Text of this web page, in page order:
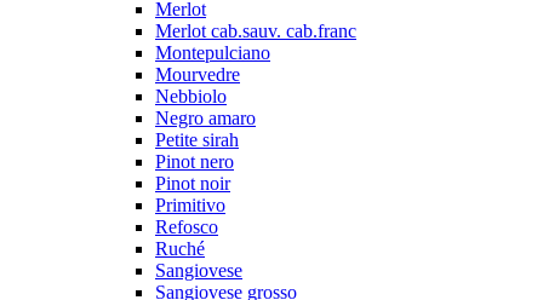
Merlot
Merlot cab.sauv. cab.franc
Montepulciano
Mourvedre
Nebbiolo
Negro amaro
Petite sirah
Pinot nero
Pinot noir
Primitivo
Refosco
Ruché
Sangiovese
Sangiovese grosso